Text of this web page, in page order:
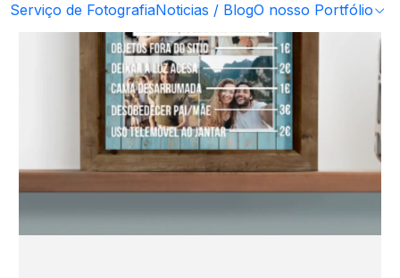
Serviço de FotografiaNoticias / BlogO nosso Portfólio